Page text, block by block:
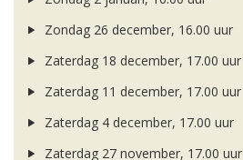
Zondag 26 december, 16.00 uur
Zaterdag 18 december, 17.00 uur
Zaterdag 11 december, 17.00 uur
Zaterdag 4 december, 17.00 uur
Zaterdag 27 november, 17.00 uur